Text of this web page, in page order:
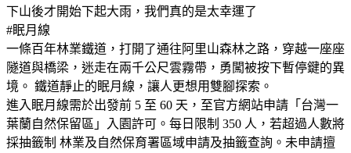
下山後才開始下起大雨，我們真的是太幸運了
#眠月線
一條百年林業鐵道，打開了通往阿里山森林之路，穿越一座座
隧道與橋梁，迷走在兩千公尺雲霧帶，勇闖被按下暫停鍵的異
境。 鐵道靜止的眠月線，讓人更想用雙腳探索。
進入眠月線需於出發前 5 至 60 天，至官方網站申請「台灣一
葉蘭自然保留區」入園許可。每日限制 350 人，若超過人數將
採抽籤制 林業及自然保育署區域申請及抽籤查詢。未申請擅